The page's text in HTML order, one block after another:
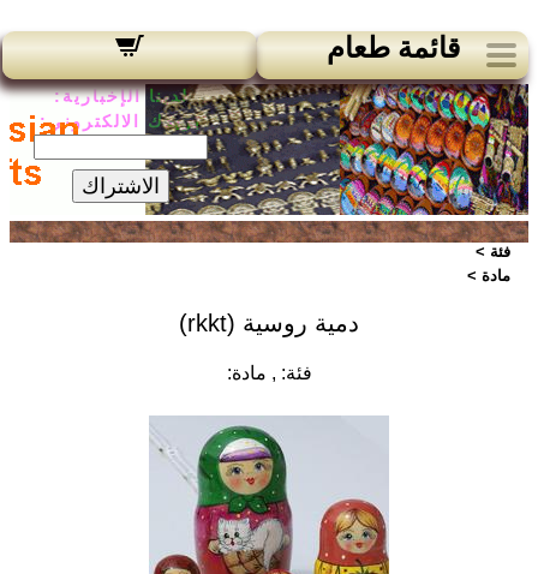
قائمة طعام
لدينا الإخبارية:
بريدك الالكتروني:
الاشتراك
فئة >
مادة >
دمية روسية (rkkt)
فئة:, مادة: